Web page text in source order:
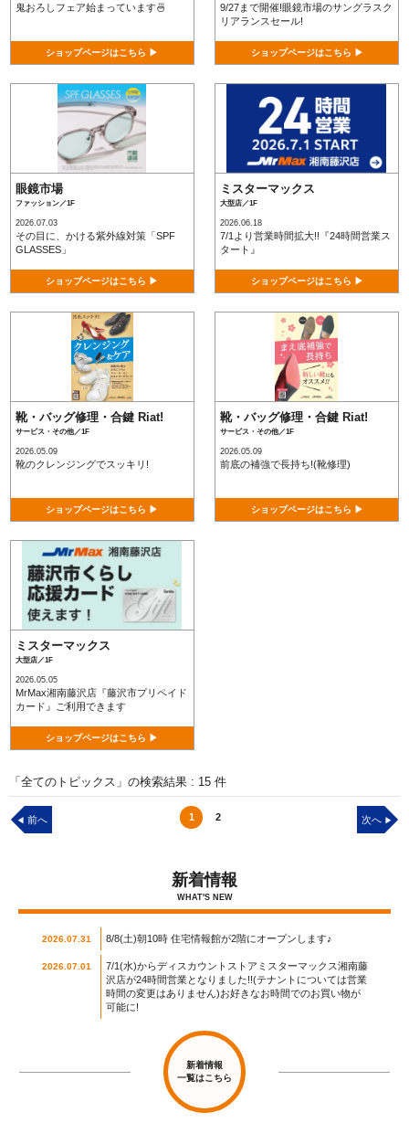
鬼おろしフェア始まっています🍜
ショップページはこちら ▶
9/27まで開催!眼鏡市場のサングラスク
リアランスセール!
ショップページはこちら ▶
眼鏡市場
ファッション／1F
2026.07.03
その目に、かける紫外線対策「SPF
GLASSES」
ショップページはこちら ▶
ミスターマックス
大型店／1F
2026.06.18
7/1より営業時間拡大!!『24時間営業ス
タート』
ショップページはこちら ▶
靴・バッグ修理・合鍵 Riat!
サービス・その他／1F
2026.05.09
靴のクレンジングでスッキリ!
ショップページはこちら ▶
靴・バッグ修理・合鍵 Riat!
サービス・その他／1F
2026.05.09
前底の補強で長持ち!(靴修理)
ショップページはこちら ▶
ミスターマックス
大型店／1F
2026.05.05
MrMax湘南藤沢店『藤沢市プリペイド
カード』ご利用できます
ショップページはこちら ▶
「全てのトピックス」の検索結果 : 15 件
◀ 前へ 1 2 次へ ▶
新着情報
WHAT'S NEW
2026.07.31 8/8(土)朝10時 住宅情報館が2階にオープンします♪
2026.07.01
7/1(水)からディスカウントストアミスターマックス湘南藤
沢店が24時間営業となりました!!(テナントについては営業
時間の変更はありません)お好きなお時間でのお買い物が
可能に!
新着情報
一覧はこちら